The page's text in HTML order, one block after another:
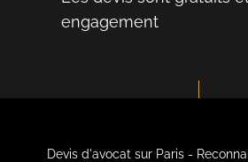
engagement
Devis d'avocat sur Paris -